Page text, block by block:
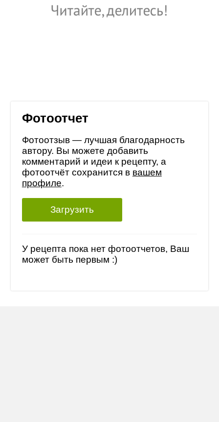
Фотоотчет
Фотоотзыв — лучшая благодарность
автору. Вы можете добавить
комментарий и идеи к рецепту, а
фотоотчёт сохранится в вашем
профиле.
Загрузить
У рецепта пока нет фотоотчетов, Ваш
может быть первым :)